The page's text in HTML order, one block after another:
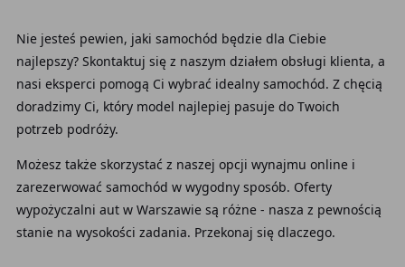
Nie jesteś pewien, jaki samochód będzie dla Ciebie
najlepszy? Skontaktuj się z naszym działem obsługi klienta, a
nasi eksperci pomogą Ci wybrać idealny samochód. Z chęcią
doradzimy Ci, który model najlepiej pasuje do Twoich
potrzeb podróży.
Możesz także skorzystać z naszej opcji wynajmu online i
zarezerwować samochód w wygodny sposób. Oferty
wypożyczalni aut w Warszawie są różne - nasza z pewnością
stanie na wysokości zadania. Przekonaj się dlaczego.